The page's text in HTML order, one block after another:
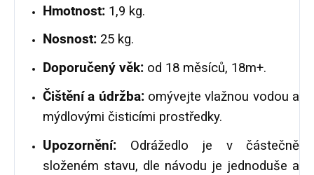
Hmotnost: 1,9 kg.
Nosnost: 25 kg.
Doporučený věk: od 18 měsíců, 18m+.
Čištění a údržba:omývejte vlažnou vodou a
mýdlovými čisticími prostředky.
Upozornění: Odrážedlo je v částečně
složeném stavu, dle návodu je jednoduše a